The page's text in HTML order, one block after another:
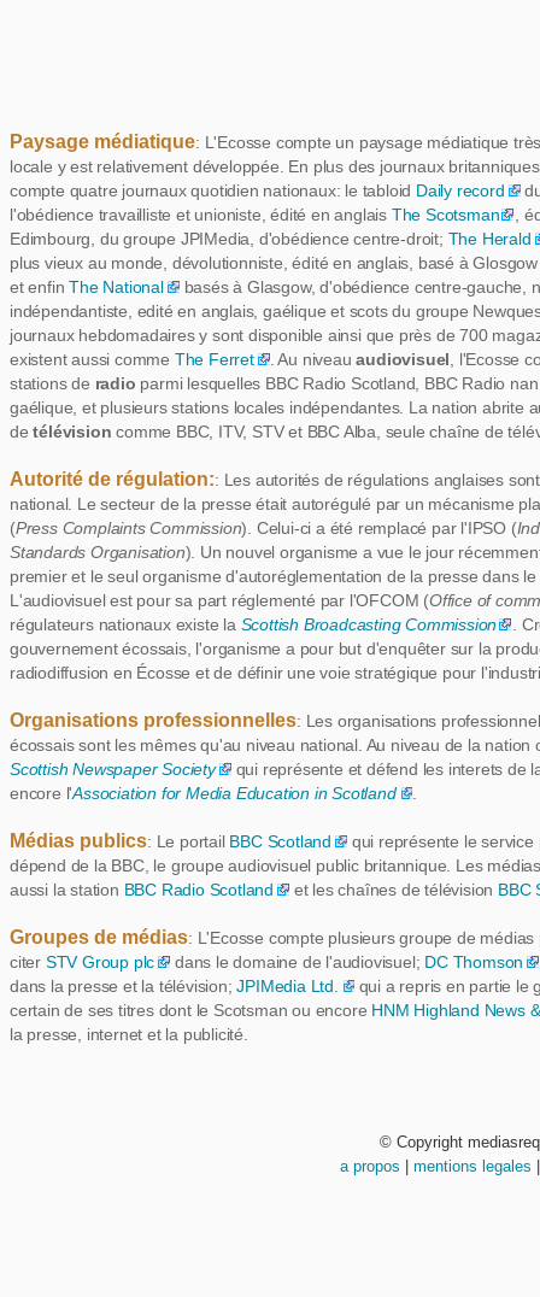
Paysage médiatique: L'Ecosse compte un paysage médiatique
locale y est relativement développée. En plus des journaux
compte quatre journaux quotidien nationaux: le tabloid Daily record
l'obédience travailliste et unioniste, édité en anglais The Scotsman
,
Edimbourg, du groupe JPIMedia, d'obédience centre-droit; The Herald
plus vieux au monde, dévolutionniste, édité en anglais, basé à
et enfinThe National
basés à Glasgow, d'obédience centre-gauche,
indépendantiste, edité en anglais, gaélique et scots du groupe
journaux hebdomadaires y sont disponible ainsi que près de 700
existent aussi comme The Ferret . Au niveauaudiovisuel , l'Ecosse
stations de radio parmi lesquelles BBC Radio Scotland, BBC Radio
gaélique, et plusieurs stations locales indépendantes. La nation abrite
detélévision comme BBC, ITV, STV et BBC Alba, seule chaîne de
Autorité de régulation:: Les autorités de régulations anglaises
national. Le secteur de la presse était autorégulé par un mécanisme
(Press Complaints Commission). Celui-ci a été remplacé par l'IPSO (
Standards Organisation). Un nouvel organisme a vue le jour
premier et le seul organisme d'autoréglementation de la presse dans
L'audiovisuel est pour sa part réglementé par l'OFCOM (Office of
régulateurs nationaux existe la Scottish Broadcasting Commission
.
gouvernement écossais, l'organisme a pour but d'enquêter sur la
radiodiffusion en Écosse et de définir une voie stratégique pour
Organisations professionnelles: Les organisations
écossais sont les mêmes qu'au niveau national. Au niveau de la nation
Scottish Newspaper Society
qui représente et défend les interets de
encore l'Association for Media Education in Scotland .
Médias publics: Le portail BBC Scotland
qui représente le
dépend de la BBC, le groupe audiovisuel public britannique. Les
aussi la station BBC Radio Scotland et les chaînes de télévision BBC
Groupes de médias: L'Ecosse compte plusieurs groupe de
citer STV Group plc dans le domaine de l'audiovisuel; DC Thomson
dans la presse et la télévision;JPIMedia Ltd.
qui a repris en partie le
certain de ses titres dont le Scotsman ou encore HNM Highland News
la presse, internet et la publicité.
© Copyright
a propos
mentions legales